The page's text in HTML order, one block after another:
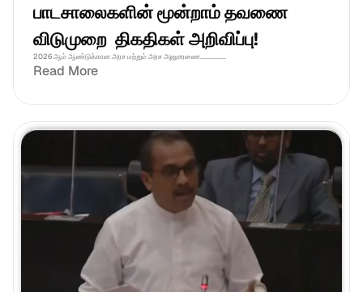
பாடசாலைகளின் மூன்றாம் தவணை
விடுமுறை  திகதிகள் அறிவிப்பு!
2026 ஆம் ஆண்டுக்கான அரச மற்றும் அரச அனுசரணை................
Read More